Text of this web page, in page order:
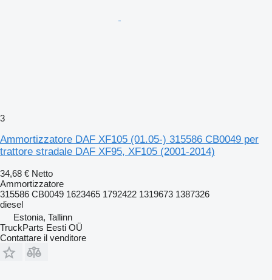
3
Ammortizzatore DAF XF105 (01.05-) 315586 CB0049 per
trattore stradale DAF XF95, XF105 (2001-2014)
34,68 € Netto
Ammortizzatore
315586 CB0049 1623465 1792422 1319673 1387326
diesel
Estonia, Tallinn
TruckParts Eesti OÜ
Contattare il venditore